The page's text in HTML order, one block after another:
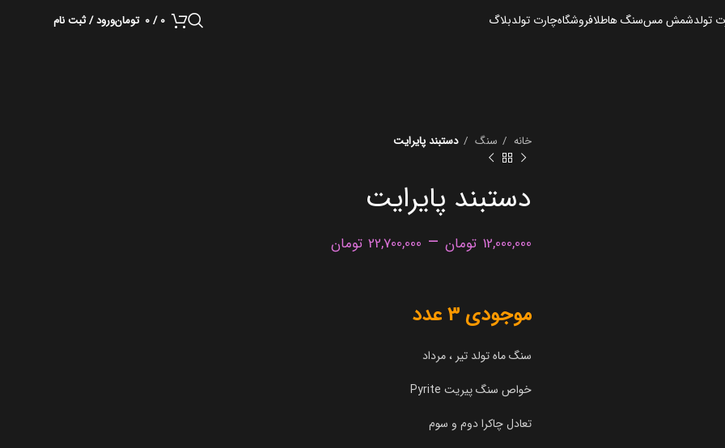
تولدشمش مسسنگ هاطلافروشگاهچارت تولدبلاگ 0
/
0 تومانورود / ثبت نام
خانه سنگ دستبند پایرایت
دستبند پایرایت
12,000,000 تومان –
22,700,000 تومان
موجودی 3 عدد
سنگ ماه تولد تیر ، مرداد
خواص سنگ پیریت Pyrite
تعادل چاکرا دوم و سوم